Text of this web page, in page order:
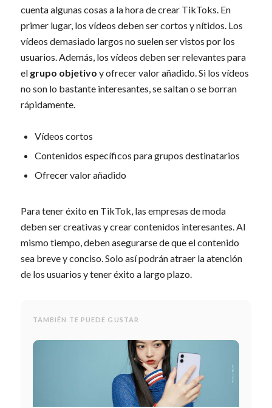
cuenta algunas cosas a la hora de crear TikToks. En
primer lugar, los vídeos deben ser cortos y nítidos. Los
vídeos demasiado largos no suelen ser vistos por los
usuarios. Además, los vídeos deben ser relevantes para
el grupo objetivo y ofrecer valor añadido. Si los vídeos
no son lo bastante interesantes, se saltan o se borran
rápidamente.
Vídeos cortos
Contenidos específicos para grupos destinatarios
Ofrecer valor añadido
Para tener éxito en TikTok, las empresas de moda
deben ser creativas y crear contenidos interesantes. Al
mismo tiempo, deben asegurarse de que el contenido
sea breve y conciso. Solo así podrán atraer la atención
de los usuarios y tener éxito a largo plazo.
TAMBIÉN TE PUEDE GUSTAR